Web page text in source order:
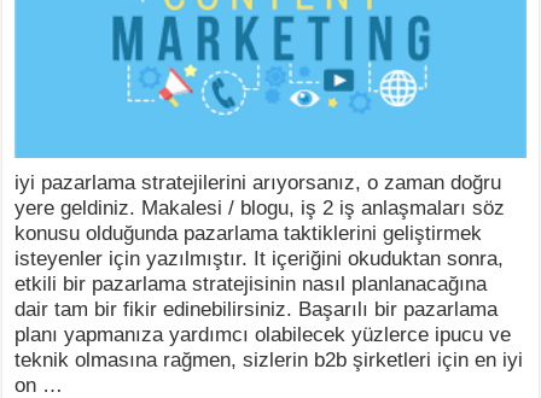
iyi pazarlama stratejilerini arıyorsanız, o zaman doğru
yere geldiniz. Makalesi / blogu, iş 2 iş anlaşmaları söz
konusu olduğunda pazarlama taktiklerini geliştirmek
isteyenler için yazılmıştır. It içeriğini okuduktan sonra,
etkili bir pazarlama stratejisinin nasıl planlanacağına
dair tam bir fikir edinebilirsiniz. Başarılı bir pazarlama
planı yapmanıza yardımcı olabilecek yüzlerce ipucu ve
teknik olmasına rağmen, sizlerin b2b şirketleri için en iyi
on …